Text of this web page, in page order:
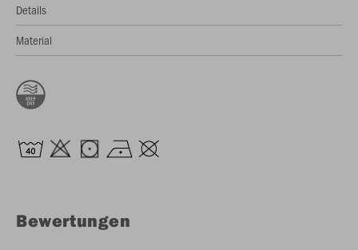
Details
Material
Bewertungen